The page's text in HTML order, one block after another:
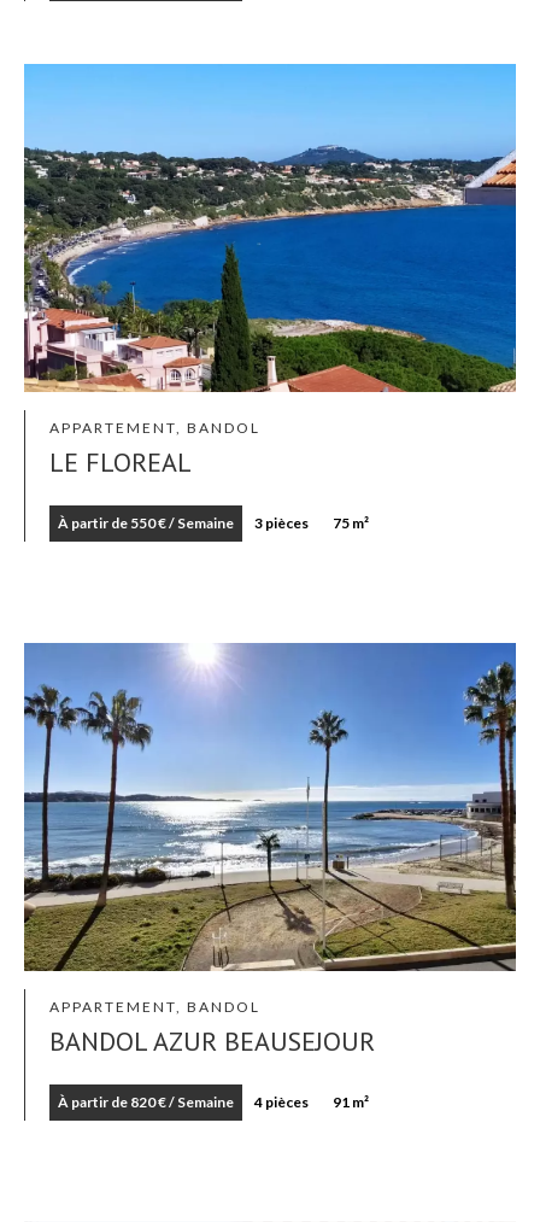
APPARTEMENT, BANDOL
LE FLOREAL
À partir de 550 € / Semaine 3 pièces 75 m²
APPARTEMENT, BANDOL
BANDOL AZUR BEAUSEJOUR
À partir de 820 € / Semaine 4 pièces 91 m²